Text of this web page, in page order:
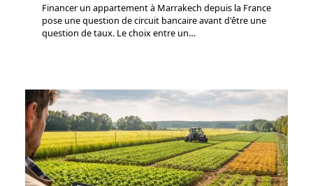
Financer un appartement à Marrakech depuis la France
pose une question de circuit bancaire avant d'être une
question de taux. Le choix entre un…